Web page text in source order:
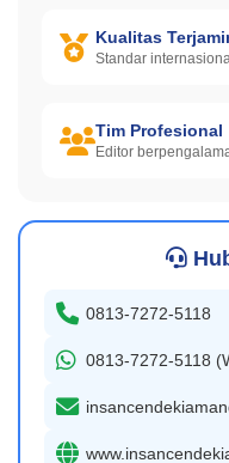
Kualitas
Standar
Tim Profesional
Editor
0813-7272-5118
0813-7272-5118